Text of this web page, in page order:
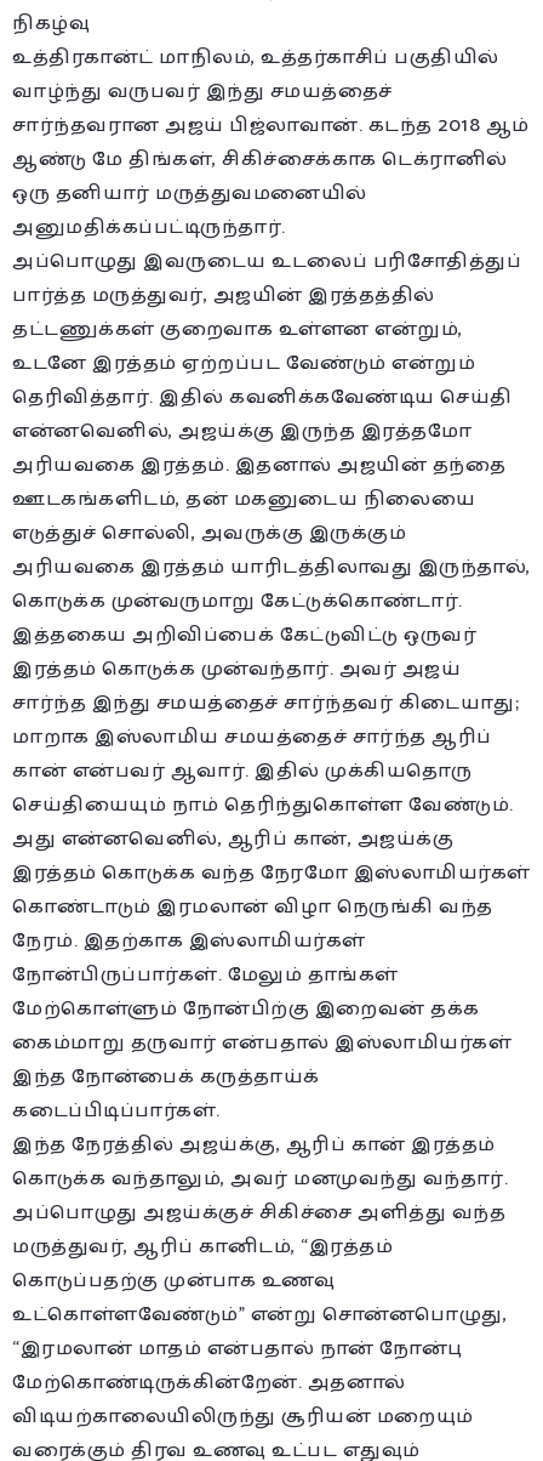
நிகழ்வு
உத்திரகான்ட் மாநிலம், உத்தர்காசிப் பகுதியில்
வாழ்ந்து வருபவர் இந்து சமயத்தைச்
சார்ந்தவரான அஜய் பிஜ்லாவான். கடந்த 2018 ஆம்
ஆண்டு மே திங்கள், சிகிச்சைக்காக டெக்ரானில்
ஒரு தனியார் மருத்துவமனையில்
அனுமதிக்கப்பட்டிருந்தார்.
அப்பொழுது இவருடைய உடலைப் பரிசோதித்துப்
பார்த்த மருத்துவர், அஜயின் இரத்தத்தில்
தட்டணுக்கள் குறைவாக உள்ளன என்றும்,
உடனே இரத்தம் ஏற்றப்பட வேண்டும் என்றும்
தெரிவித்தார். இதில் கவனிக்கவேண்டிய செய்தி
என்னவெனில், அஜய்க்கு இருந்த இரத்தமோ
அரியவகை இரத்தம். இதனால் அஜயின் தந்தை
ஊடகங்களிடம், தன் மகனுடைய நிலையை
எடுத்துச் சொல்லி, அவருக்கு இருக்கும்
அரியவகை இரத்தம் யாரிடத்திலாவது இருந்தால்,
கொடுக்க முன்வருமாறு கேட்டுக்கொண்டார்.
இத்தகைய அறிவிப்பைக் கேட்டுவிட்டு ஒருவர்
இரத்தம் கொடுக்க முன்வந்தார். அவர் அஜய்
சார்ந்த இந்து சமயத்தைச் சார்ந்தவர் கிடையாது;
மாறாக இஸ்லாமிய சமயத்தைச் சார்ந்த ஆரிப்
கான் என்பவர் ஆவார். இதில் முக்கியதொரு
செய்தியையும் நாம் தெரிந்துகொள்ள வேண்டும்.
அது என்னவெனில், ஆரிப் கான், அஜய்க்கு
இரத்தம் கொடுக்க வந்த நேரமோ இஸ்லாமியர்கள்
கொண்டாடும் இரமலான் விழா நெருங்கி வந்த
நேரம். இதற்காக இஸ்லாமியர்கள்
நோன்பிருப்பார்கள். மேலும் தாங்கள்
மேற்கொள்ளும் நோன்பிற்கு இறைவன் தக்க
கைம்மாறு தருவார் என்பதால் இஸ்லாமியர்கள்
இந்த நோன்பைக் கருத்தாய்க்
கடைப்பிடிப்பார்கள்.
இந்த நேரத்தில் அஜய்க்கு, ஆரிப் கான் இரத்தம்
கொடுக்க வந்தாலும், அவர் மனமுவந்து வந்தார்.
அப்பொழுது அஜய்க்குச் சிகிச்சை அளித்து வந்த
மருத்துவர், ஆரிப் கானிடம், “இரத்தம்
கொடுப்பதற்கு முன்பாக உணவு
உட்கொள்ளவேண்டும்” என்று சொன்னபொழுது,
“இரமலான் மாதம் என்பதால் நான் நோன்பு
மேற்கொண்டிருக்கின்றேன். அதனால்
விடியற்காலையிலிருந்து சூரியன் மறையும்
வரைக்கும் திரவ உணவு உட்பட எதுவும்